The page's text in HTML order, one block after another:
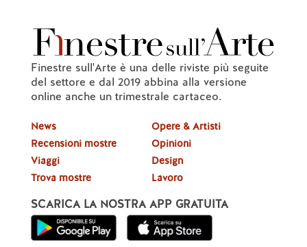
Finestre sull'Arte è una delle riviste più seguite
del settore e dal 2019 abbina alla versione
online anche un trimestrale cartaceo.
News
Recensioni mostre
Viaggi
Trova mostre
Opere & Artisti
Opinioni
Design
Lavoro
SCARICA LA NOSTRA APP GRATUITA